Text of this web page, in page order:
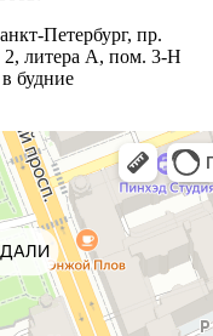
Петербург, пр.
2, литера А, пом. 3-Н
будние